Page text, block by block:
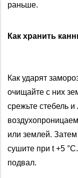
раньше.
Как хранить
Как ударят
очищайте с них
срежьте стебель
или землей.
сушите при t +5
подвал.